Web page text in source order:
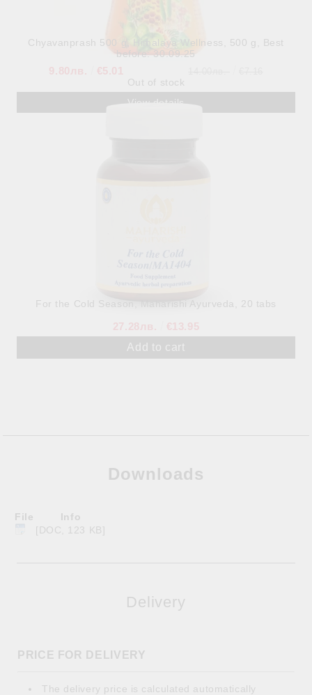
Chyavanprash 500 g, Himalaya Wellness, 500 g, Best
before: 30.09.25
Out of stock
View details
For the Cold Season, Maharishi Ayurveda, 20 tabs
Downloads
File
Info
[DOC, 123 KB]
Delivery
PRICE FOR DELIVERY
The delivery price is calculated automatically